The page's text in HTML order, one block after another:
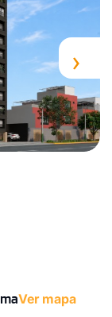
›
Ver mapa